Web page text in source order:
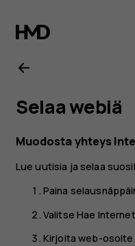
Nokia
8000
4G
Selaa webiä
Muodosta yhteys
Lue uutisia ja selaa
Paina
ValitseHae
Kirjoita web-